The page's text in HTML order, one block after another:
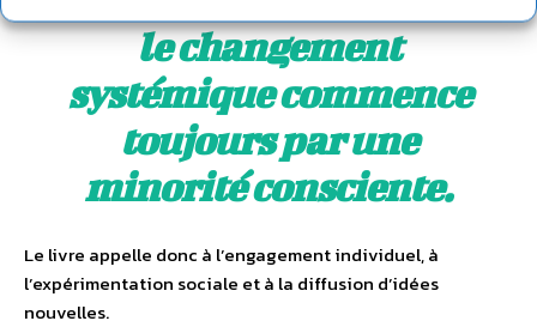
le changement
systémique commence
toujours par une
minorité consciente.
Le livre appelle donc à l’engagement individuel, à
l’expérimentation sociale et à la diffusion d’idées
nouvelles.